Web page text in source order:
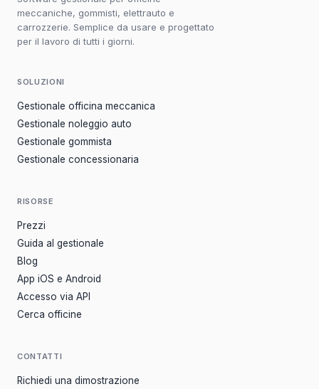
meccaniche, gommisti, elettrauto e
carrozzerie. Semplice da usare e progettato
per il lavoro di tutti i giorni.
SOLUZIONI
Gestionale officina meccanica
Gestionale noleggio auto
Gestionale gommista
Gestionale concessionaria
RISORSE
Prezzi
Guida al gestionale
Blog
App iOS e Android
Accesso via API
Cerca officine
CONTATTI
Richiedi una dimostrazione